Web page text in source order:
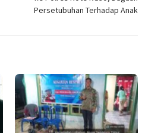
Persetubuhan Terhadap Anak